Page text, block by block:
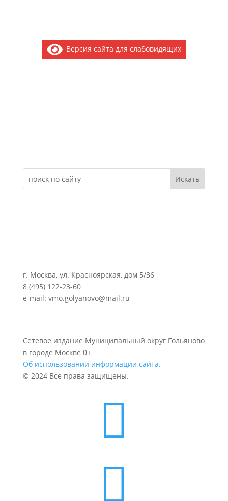
Версия сайта для слабовидящих
г. Москва, ул. Красноярская, дом 5/36
8 (495) 122-23-60
e-mail: vmo.golyanovo@mail.ru
Сетевое издание Муниципальный округ Гольяново
в городе Москве 0+
Об использовании информации сайта.
© 2024 Все права защищены.

